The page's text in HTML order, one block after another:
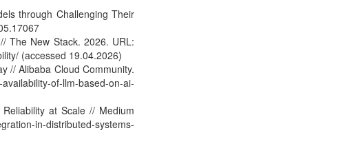
through Challenging Their
The New Stack. 2026. URL:
(accessed 19.04.2026)
// Alibaba Cloud Community.
of-llm-based-on-ai-
at Scale // Medium
in-distributed-systems-